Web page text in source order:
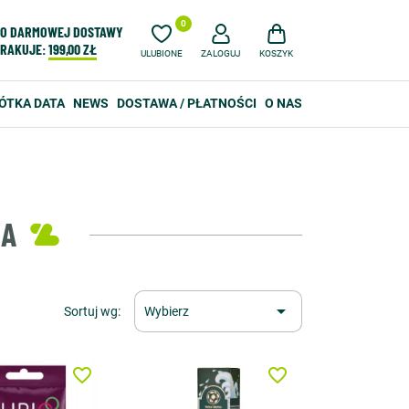
DARMOWEJ DOSTAWY
199,00 ZŁ ULUBIONE
0
ZALOGUJ KOSZYK
DATA NEWS DOSTAWA / PŁATNOŚCI O NAS
Sortuj wg: Wybierz 
favorite_border favorite_border